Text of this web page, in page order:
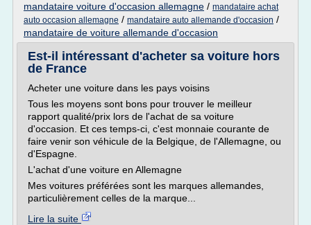
mandataire voiture d'occasion allemagne / mandataire achat
auto occasion allemagne / mandataire auto allemande d'occasion /
mandataire de voiture allemande d'occasion
Est-il intéressant d'acheter sa voiture hors
de France
Acheter une voiture dans les pays voisins
Tous les moyens sont bons pour trouver le meilleur
rapport qualité/prix lors de l'achat de sa voiture
d'occasion. Et ces temps-ci, c'est monnaie courante de
faire venir son véhicule de la Belgique, de l'Allemagne, ou
d'Espagne.
L'achat d'une voiture en Allemagne
Mes voitures préférées sont les marques allemandes,
particulièrement celles de la marque...
Lire la suite